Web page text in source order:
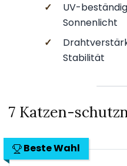
✓
UV-
Sonnenlicht
✓
Stabilität
7 Katzen-
Beste Wahl